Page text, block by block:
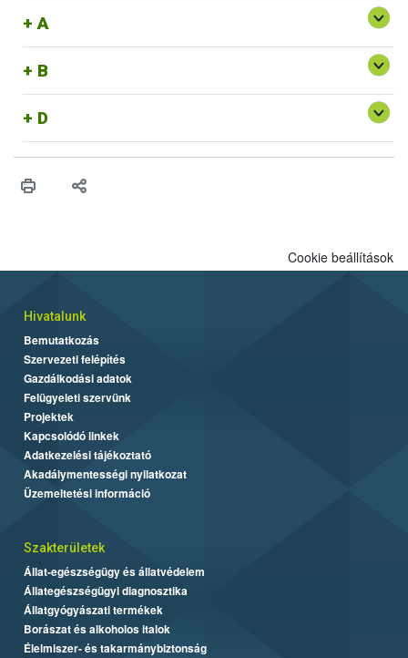
A
B
D
Cookie beállítások
Hivatalunk
Bemutatkozás
Szervezeti felépítés
Gazdálkodási adatok
Felügyeleti szervünk
Projektek
Kapcsolódó linkek
Adatkezelési tájékoztató
Akadálymentességi nyilatkozat
Üzemeltetési információ
Szakterületek
Állat-egészségügy és állatvédelem
Állategészségügyi diagnosztika
Állatgyógyászati termékek
Borászat és alkoholos italok
Élelmiszer- és takarmánybiztonság